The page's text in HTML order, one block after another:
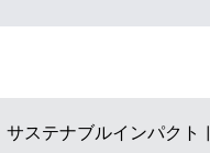
サステナブルインパクト |